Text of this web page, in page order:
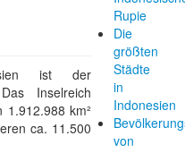
ist der
Inselreich
km²
ca. 11.500
Rupie
Die
größten
Städte
in
Indonesien
von